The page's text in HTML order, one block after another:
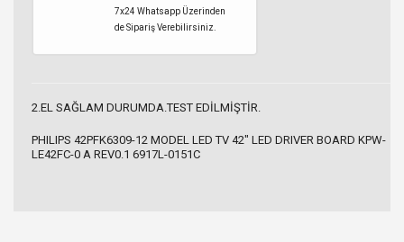
7x24 Whatsapp Üzerinden
de Sipariş Verebilirsiniz.
2.EL SAĞLAM DURUMDA.TEST EDİLMİŞTİR.
PHILIPS 42PFK6309-12 MODEL LED TV 42" LED DRIVER BOARD KPW-
LE42FC-0 A REV0.1 6917L-0151C